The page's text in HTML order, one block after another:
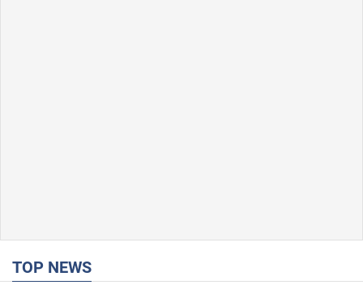
TOP NEWS